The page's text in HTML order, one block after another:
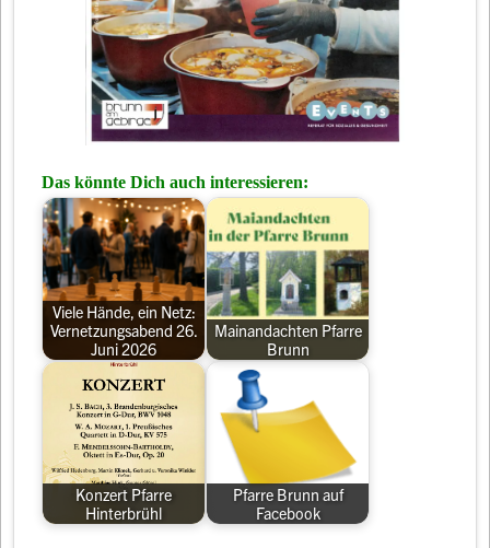
Das könnte Dich auch interessieren:
Viele Hände, ein Netz:
Vernetzungsabend 26.
Juni 2026
Mainandachten Pfarre
Brunn
Konzert Pfarre
Hinterbrühl
Pfarre Brunn auf
Facebook